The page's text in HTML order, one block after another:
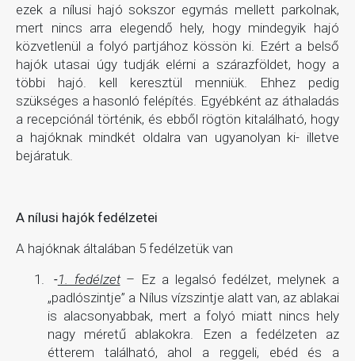
ezek a nílusi hajó sokszor egymás mellett parkolnak,
mert nincs arra elegendő hely, hogy mindegyik hajó
közvetlenül a folyó partjához kössön ki. Ezért a belső
hajók utasai úgy tudják elérni a szárazföldet, hogy a
többi hajó. kell keresztül menniük. Ehhez pedig
szükséges a hasonló felépítés. Egyébként az áthaladás
a recepciónál történik, és ebből rögtön kitalálható, hogy
a hajóknak mindkét oldalra van ugyanolyan ki- illetve
bejáratuk.
A nílusi hajók fedélzetei
A hajóknak általában 5 fedélzetük van
-1. fedélzet– Ez a legalsó fedélzet, melynek a
„padlószintje” a Nílus vízszintje alatt van, az ablakai
is alacsonyabbak, mert a folyó miatt nincs hely
nagy méretű ablakokra. Ezen a fedélzeten az
étterem található, ahol a reggeli, ebéd és a